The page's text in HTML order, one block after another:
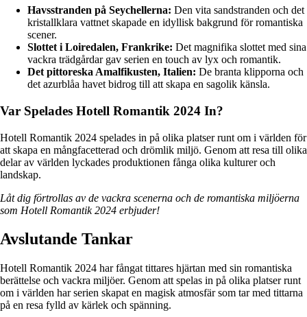
Havsstranden på Seychellerna: Den vita sandstranden och det
kristallklara vattnet skapade en idyllisk bakgrund för romantiska
scener.
Slottet i Loiredalen, Frankrike: Det magnifika slottet med sina
vackra trädgårdar gav serien en touch av lyx och romantik.
Det pittoreska Amalfikusten, Italien: De branta klipporna och
det azurblåa havet bidrog till att skapa en sagolik känsla.
Var Spelades Hotell Romantik 2024 In?
Hotell Romantik 2024 spelades in på olika platser runt om i världen för
att skapa en mångfacetterad och drömlik miljö. Genom att resa till olika
delar av världen lyckades produktionen fånga olika kulturer och
landskap.
Låt dig förtrollas av de vackra scenerna och de romantiska miljöerna
som Hotell Romantik 2024 erbjuder!
Avslutande Tankar
Hotell Romantik 2024 har fångat tittares hjärtan med sin romantiska
berättelse och vackra miljöer. Genom att spelas in på olika platser runt
om i världen har serien skapat en magisk atmosfär som tar med tittarna
på en resa fylld av kärlek och spänning.